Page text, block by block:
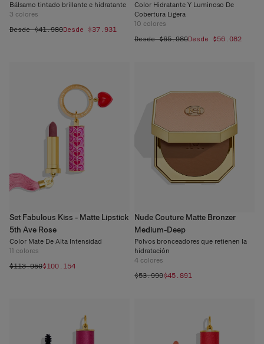
Bálsamo tintado brillante e hidratante
3 colores
Desde $41.980Desde $37.931
Color Hidratante Y Luminoso De
Cobertura Ligera
10 colores
Desde $65.980Desde $56.082
Set Fabulous Kiss - Matte Lipstick
5th Ave Rose
Color Mate De Alta Intensidad
11 colores
$113.950$100.154
Nude Couture Matte Bronzer
Medium-Deep
Polvos bronceadores que retienen la
hidratación
4 colores
$53.990$45.891